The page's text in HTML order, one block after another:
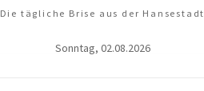
Die tägliche Brise aus der Hansestadt
Sonntag, 02.08.2026